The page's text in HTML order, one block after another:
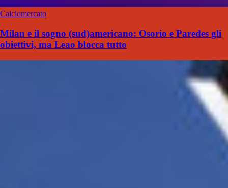
Calciomercato
Milan e il sogno (sud)americano: Osorio e Paredes gli
obiettivi, ma Leao blocca tutto